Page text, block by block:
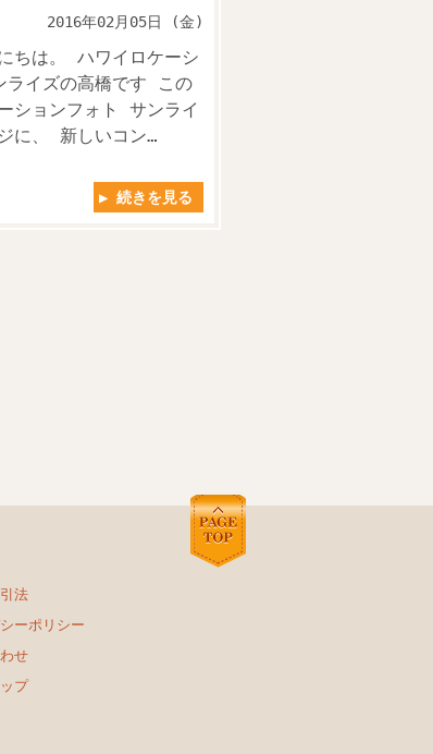
2016年02月05日 (金)
ちは。 ハワイロケーシ
ライズの高橋です この
ションフォト サンライ
に、 新しいコン…
▶ 続きを見る
法
ーポリシー
せ
プ